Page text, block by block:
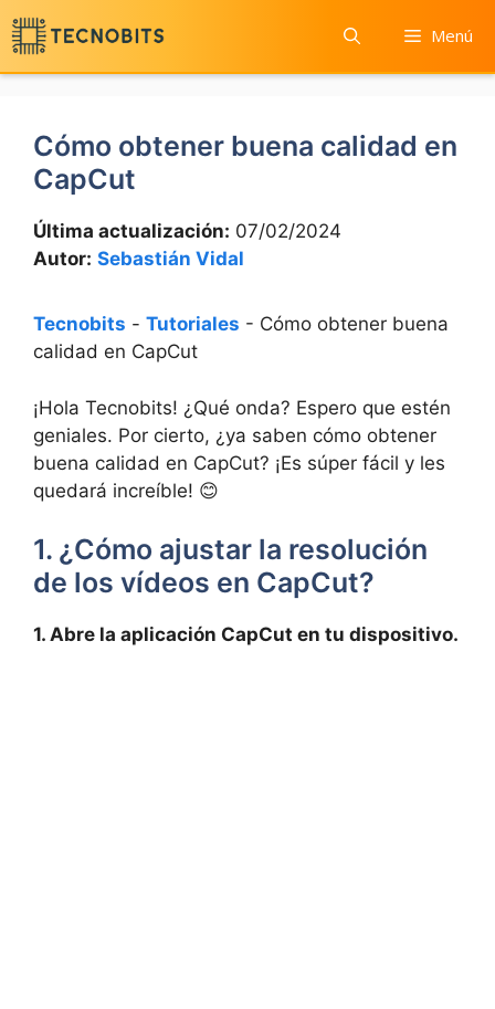
Saltar
al
contenido
Menú
Cómo obtener buena calidad en
CapCut
Última actualización: 07/02/2024
Autor: Sebastián Vidal
Tecnobits - Tutoriales - Cómo obtener buena
calidad en CapCut
¡Hola Tecnobits! ¿Qué onda? Espero que estén
geniales. Por cierto,​ ¿ya saben cómo obtener
buena calidad en CapCut? ⁤¡Es ⁣súper ‌fácil y les
quedará increíble! 😊
1.​ ¿Cómo ajustar la resolución
de los⁣ vídeos en CapCut?
1. Abre la aplicación CapCut en tu dispositivo.